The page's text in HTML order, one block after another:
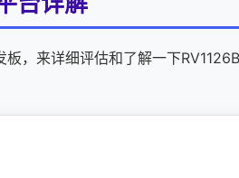
板，来详细评估和了解一下